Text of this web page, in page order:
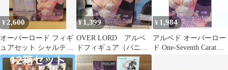
¥2,600
オーバーロード フィギ
ュアセット シャルティ
ア・アルベド
¥ 1,399
OVER LORD アルベ
ドフィギュア（バニー
ホワイトVer.）
¥ 1,984
アルベド オーバーロー
ド One-Seventh Caratフ